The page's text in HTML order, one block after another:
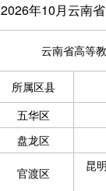
2026年10月云南
云南省高等
所属区县
五华区
盘龙区
官渡区
昆